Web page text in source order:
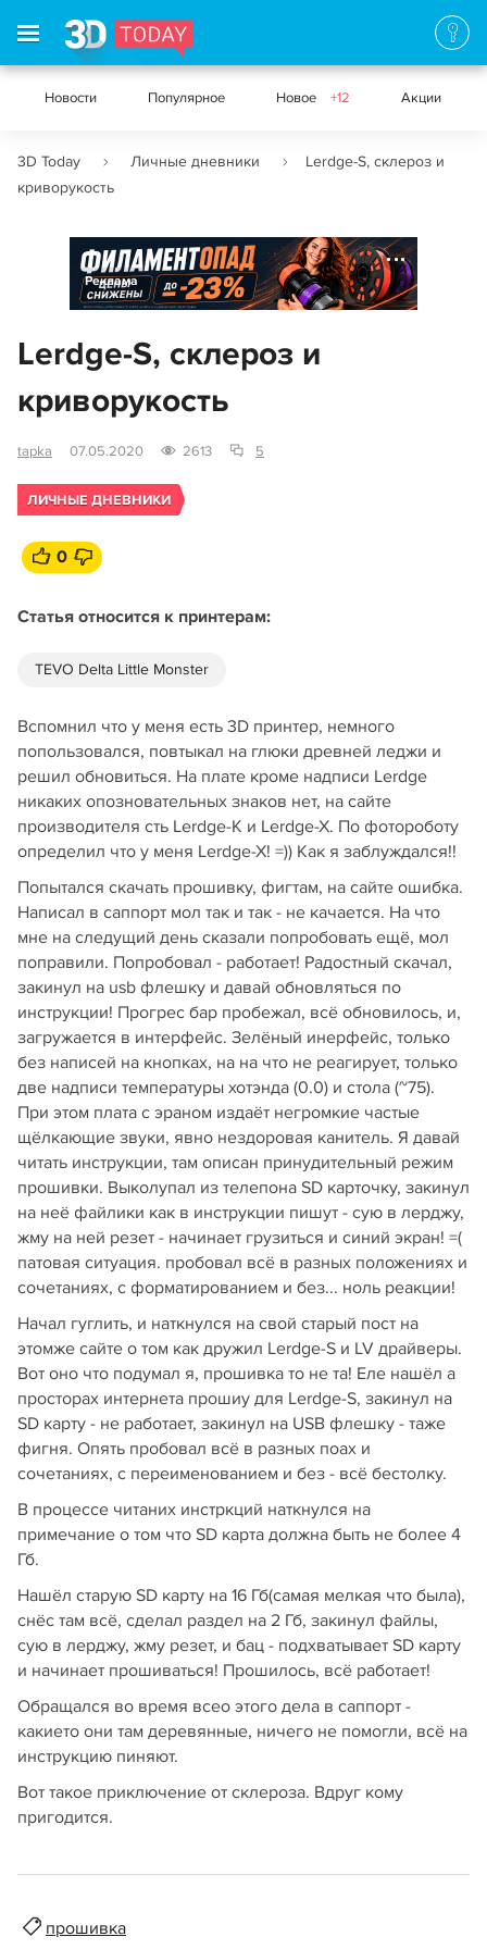
Новости Популярное Новое +12 Акции
3D Today Личные дневники
Lerdge-S, склероз и
криворукость
Реклама
Lerdge-S, склероз и
криворукость
tapka 07.05.2020 2613 5
ЛИЧНЫЕ ДНЕВНИКИ
0
Статья относится к принтерам:
TEVO Delta Little Monster
Вспомнил что у меня есть 3D принтер, немного
попользовался, повтыкал на глюки древней леджи и
решил обновиться. На плате кроме надписи Lerdge
никаких опозновательных знаков нет, на сайте
производителя сть Lerdge-K и Lerdge-X. По фотороботу
определил что у меня Lerdge-X! =)) Как я заблуждался!!
Попытался скачать прошивку, фигтам, на сайте ошибка.
Написал в саппорт мол так и так - не качается. На что
мне на следущий день сказали попробовать ещё, мол
поправили. Попробовал - работает! Радостный скачал,
закинул на usb флешку и давай обновляться по
инструкции! Прогрес бар пробежал, всё обновилось, и,
загружается в интерфейс. Зелёный инерфейс, только
без написей на кнопках, на на что не реагирует, только
две надписи температуры хотэнда (0.0) и стола (~75).
При этом плата с эраном издаёт негромкие частые
щёлкающие звуки, явно нездоровая канитель. Я давай
читать инструкции, там описан принудительный режим
прошивки. Выколупал из телепона SD карточку, закинул
на неё файлики как в инструкции пишут - сую в лерджу,
жму на ней резет - начинает грузиться и синий экран! =(
патовая ситуация. пробовал всё в разных положениях и
сочетаниях, с форматированием и без... ноль реакции!
Начал гуглить, и наткнулся на свой старый пост на
этомже сайте о том как дружил Lerdge-S и LV драйверы.
Вот оно что подумал я, прошивка то не та! Еле нашёл а
просторах интернета прошиу для Lerdge-S, закинул на
SD карту - не работает, закинул на USB флешку - таже
фигня. Опять пробовал всё в разных поах и
сочетаниях, с переименованием и без - всё бестолку.
В процессе читаних инстркций наткнулся на
примечание о том что SD карта должна быть не более 4
Гб.
Нашёл старую SD карту на 16 Гб(самая мелкая что была),
снёс там всё, сделал раздел на 2 Гб, закинул файлы,
сую в лерджу, жму резет, и бац - подхватывает SD карту
и начинает прошиваться! Прошилось, всё работает!
Обращался во время всео этого дела в саппорт -
какието они там деревянные, ничего не помогли, всё на
инструкцию пиняют.
Вот такое приключение от склероза. Вдруг кому
пригодится.
прошивка